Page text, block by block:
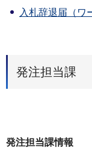
入札辞退届（ワ
発注担当課
発注担当課情報